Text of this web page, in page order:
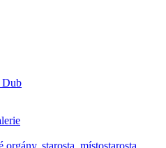
Dub
orgány, starosta, místostarosta